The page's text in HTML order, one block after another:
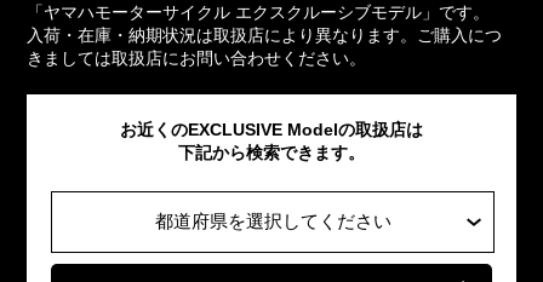
「ヤマハモーターサイクル エクスクルーシブモデル」です。
入荷・在庫・納期状況は取扱店により異なります。ご購入につ
きましては取扱店にお問い合わせください。
お近くのEXCLUSIVE Modelの取扱店は
下記から検索できます。
都道府県を選択してください